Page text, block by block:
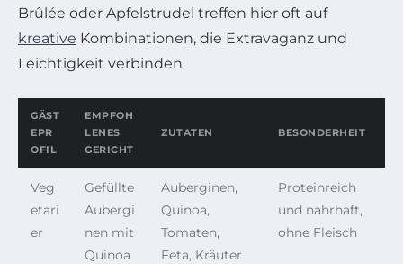
Brûlée oder Apfelstrudel treffen hier oft auf
kreative Kombinationen, die Extravaganz und
Leichtigkeit verbinden.
GÄST
EPR
OFIL
EMPFOH
LENES
GERICHT
ZUTATEN BESONDERHEIT
Veg
etari
er
Gefüllte
Aubergi
nen mit
Quinoa
Auberginen,
Quinoa,
Tomaten,
Feta, Kräuter
Proteinreich
und nahrhaft,
ohne Fleisch